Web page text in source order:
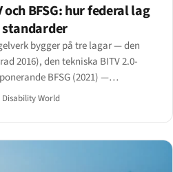
och BFSG: hur federal lag
bygger på tre lagar — den
2016), den tekniska BITV 2.0-
BFSG (2021) —
och BAFA:s
Disability World